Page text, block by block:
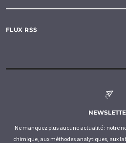
FLUX RSS
Ne manquez plus aucune actualité : notre
chimique, aux méthodes analytiques, aux